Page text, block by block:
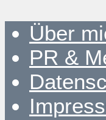
Über
PR &